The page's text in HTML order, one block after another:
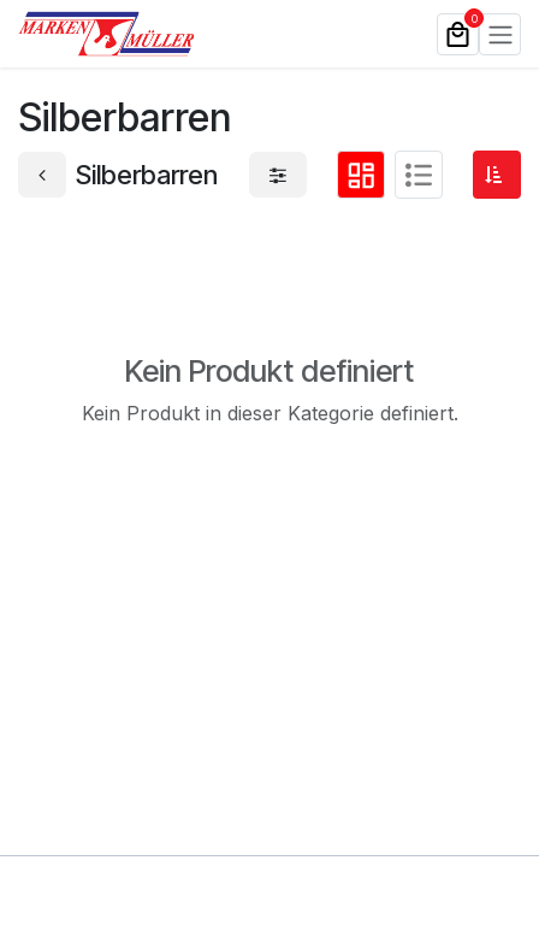
Zum Inhalt springen 0
Silberbarren
Silberbarren
Kein Produkt definiert
Kein Produkt in dieser Kategorie definiert.